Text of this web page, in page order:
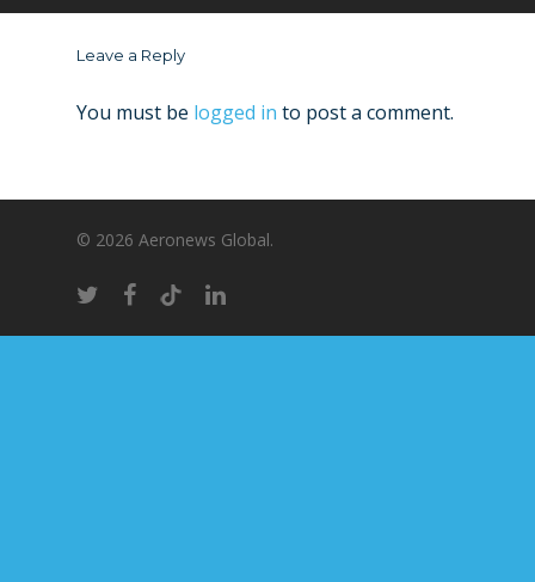
Leave a Reply
You must be logged in to post a comment.
© 2026 Aeronews Global.